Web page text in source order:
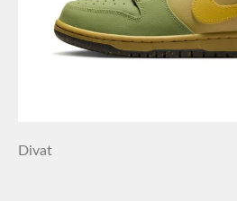
Divat